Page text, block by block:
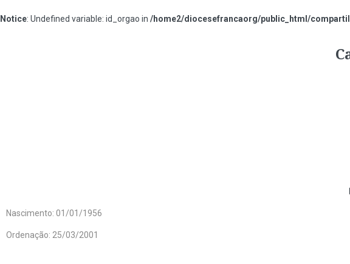
Notice: Undefined variable: id_orgao in /home2/diocesefrancaorg/public_html/
Nascimento: 01/01/1956
Ordenação: 25/03/2001